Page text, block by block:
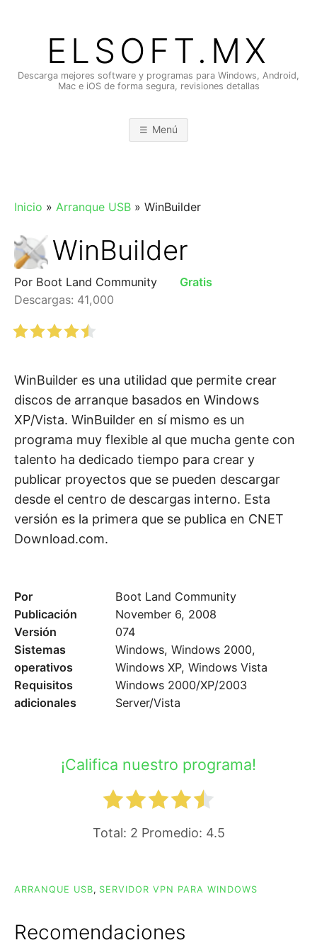
contenidoELSOFT.MX
Descarga mejores software y programas para Windows, Android,
Mac e iOS de forma segura, revisiones detallas
Menú
Inicio » Arranque USB » WinBuilder
WinBuilder
Por Boot Land Community
Gratis
Descargas: 41,000
WinBuilder es una utilidad que permite crear
discos de arranque basados en Windows
XP/Vista. WinBuilder en sí mismo es un
programa muy flexible al que mucha gente con
talento ha dedicado tiempo para crear y
publicar proyectos que se pueden descargar
desde el centro de descargas interno. Esta
versión es la primera que se publica en CNET
Download.com.
Por
Boot Land Community
Publicación
November 6, 2008
Versión
074
Sistemas
operativos
Windows, Windows 2000,
Windows XP, Windows Vista
Requisitos
adicionales
Windows 2000/XP/2003
Server/Vista
¡Califica nuestro programa!
Total: 2 Promedio: 4.5
ARRANQUE USB, SERVIDOR VPN PARA WINDOWS
Recomendaciones